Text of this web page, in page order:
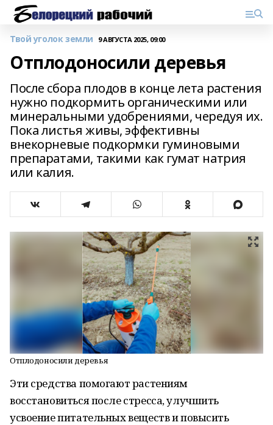
Твой уголок земли 9 АВГУСТА 2025, 09:00
Отплодоносили деревья
После сбора плодов в конце лета растения
нужно подкормить органическими или
минеральными удобрениями, чередуя их.
Пока листья живы, эффективны
внекорневые подкормки гуминовыми
препаратами, такими как гумат натрия
или калия.
Отплодоносили деревья
Эти средства помогают растениям
восстановиться после стресса, улучшить
усвоение питательных веществ и повысить